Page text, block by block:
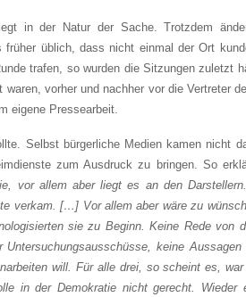
in der Natur der Sache. Trotzdem
üblich, dass nicht einmal der Ort
trafen, so wurden die Sitzungen zuletzt
vorher und nachher vor die Vertreter
eigene Pressearbeit.
Selbst bürgerliche Medien kamen nicht
zum Ausdruck zu bringen. So
vor allem aber liegt es an den
verkam. […] Vor allem aber wäre zu
sie zu Beginn. Keine Rede von
Untersuchungsausschüsse, keine
will. Für alle drei, so scheint es,
in der Demokratie nicht gerecht.